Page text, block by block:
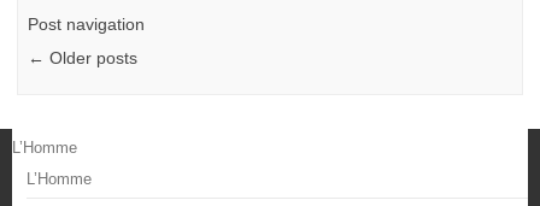
Post navigation
← Older posts
L’Homme
L’Homme